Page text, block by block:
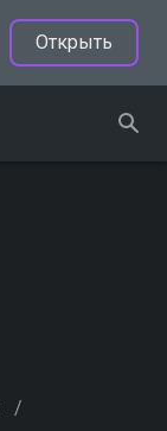
Открыть
/